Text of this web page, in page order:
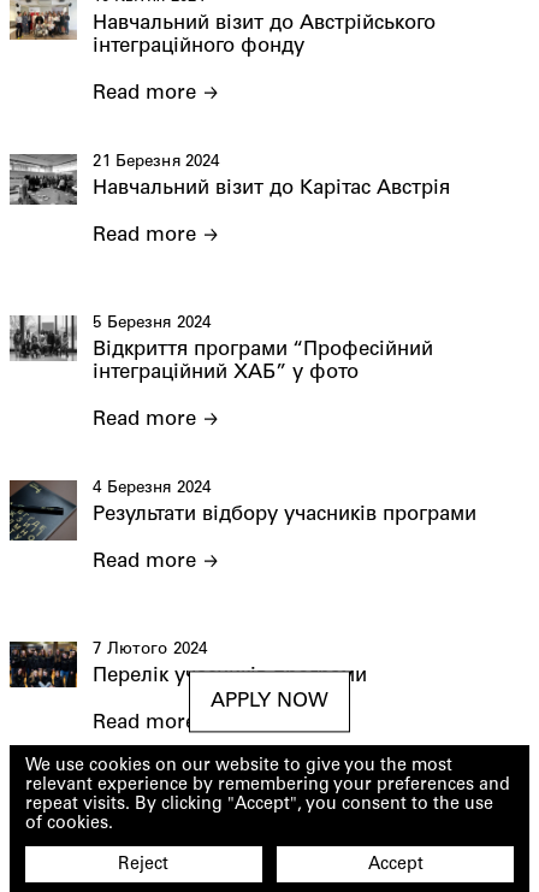
Навчальний візит до Австрійського
інтеграційного фонду
Read more
21 Березня 2024
Навчальний візит до Карітас Австрія
Read more
5 Березня 2024
Відкриття програми “Професійний
інтеграційний ХАБ” у фото
Read more
4 Березня 2024
Результати відбору учасників програми
Read more
7 Лютого 2024
Перелік учасників програми
Read more
APPLY NOW
We use cookies on our website to give you the most
relevant experience by remembering your preferences and
repeat visits. By clicking "Accept", you consent to the use
of cookies.
Reject Accept